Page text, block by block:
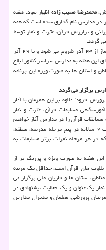
محمدرضا مسیب زادهاظهار نمود: هفته
در مدارس نام گذاری شده است كه همه
و پرارزش قرآن، عترت و نماز توسط
گردد.
وی اضافه كرد: امسال هفته قرآن، عترت و نماز از ۲۳ آذر شروع می شود و تا ۲۹ آذر
این هفته به مدارس سراسر كشور ابلاغ
و استان ها به صورت ویژه این برنامه
برگزار می گردد
افزود: علاوه بر این همزمان با آغاز
مسابقات قرآن، عترت و نماز
قرآن را در مدارس آغاز خواهیم
كرد. این مسابقات در چهار مرحله و به صورت ۲ سالانه در پنج مرحله مدرسه، منطقه،
در هر مرحله نفرات برتر مسابقات به
هفته به صورت ویژه و پررنگ تر از
های قرآن است، حداقل یك مرتبه
استان ها و قاریان ملی برگزار می
یك عنوان و یك فعالیت پیشنهادی در
پرورشی، معلمان و مدیران مدارس